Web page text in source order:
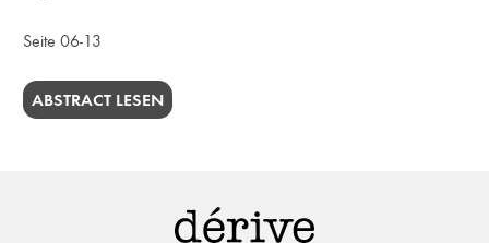
Seite 06-13
ABSTRACT LESEN